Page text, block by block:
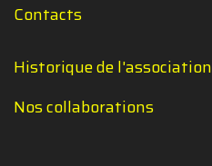
Contacts
Historique de l'association
Nos collaborations